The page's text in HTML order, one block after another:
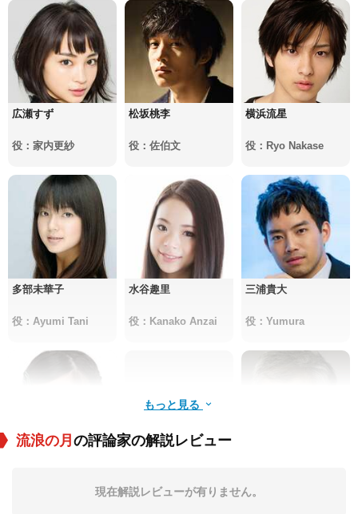
広瀬すず
役：家内更紗
松坂桃李
役：佐伯文
横浜流星
役：Ryo Nakase
多部未華子
役：Ayumi Tani
水谷趣里
役：Kanako Anzai
三浦貴大
役：Yumura
役：Young Kanai Sa
役：Otoha Saeki 役：Agata
もっと見る
流浪の月 の評論家の解説レビュー
現在解説レビューが有りません。